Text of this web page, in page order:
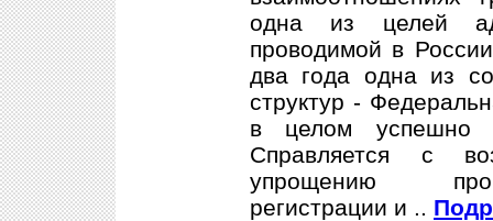
одна из целей
проводимой в
два года одна из
структур -
в целом успешно
Справляется с
упрощению
регистрации и ..